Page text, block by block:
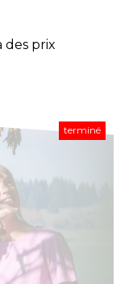
des prix
terminé